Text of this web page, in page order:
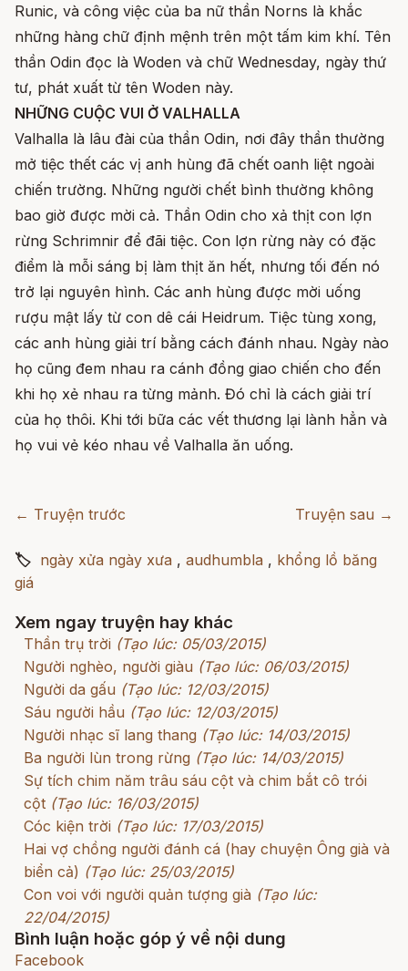
Runic, và công việc của ba nữ thần Norns là khắc
những hàng chữ định mệnh trên một tấm kim khí. Tên
thần Odin đọc là Woden và chữ Wednesday, ngày thứ
tư, phát xuất từ tên Woden này.
NHỮNG CUỘC VUI Ở VALHALLA
Valhalla là lâu đài của thần Odin, nơi đây thần thường
mở tiệc thết các vị anh hùng đã chết oanh liệt ngoài
chiến trường. Những người chết bình thường không
bao giờ được mời cả. Thần Odin cho xả thịt con lợn
rừng Schrimnir để đãi tiệc. Con lợn rừng này có đặc
điểm là mỗi sáng bị làm thịt ăn hết, nhưng tối đến nó
trở lại nguyên hình. Các anh hùng được mời uống
rượu mật lấy từ con dê cái Heidrum. Tiệc tùng xong,
các anh hùng giải trí bằng cách đánh nhau. Ngày nào
họ cũng đem nhau ra cánh đồng giao chiến cho đến
khi họ xẻ nhau ra từng mảnh. Đó chỉ là cách giải trí
của họ thôi. Khi tới bữa các vết thương lại lành hẳn và
họ vui vẻ kéo nhau về Valhalla ăn uống.
← Truyện trước Truyện sau →
🏷 ngày xửa ngày xưa , audhumbla , khổng lồ băng
giá
Xem ngay truyện hay khác
Thần trụ trời (Tạo lúc: 05/03/2015)
Người nghèo, người giàu (Tạo lúc: 06/03/2015)
Người da gấu (Tạo lúc: 12/03/2015)
Sáu người hầu (Tạo lúc: 12/03/2015)
Người nhạc sĩ lang thang (Tạo lúc: 14/03/2015)
Ba người lùn trong rừng (Tạo lúc: 14/03/2015)
Sự tích chim năm trâu sáu cột và chim bắt cô trói
cột (Tạo lúc: 16/03/2015)
Cóc kiện trời (Tạo lúc: 17/03/2015)
Hai vợ chồng người đánh cá (hay chuyện Ông già và
biển cả) (Tạo lúc: 25/03/2015)
Con voi với người quản tượng già (Tạo lúc:
22/04/2015)
Bình luận hoặc góp ý về nội dung
Facebook